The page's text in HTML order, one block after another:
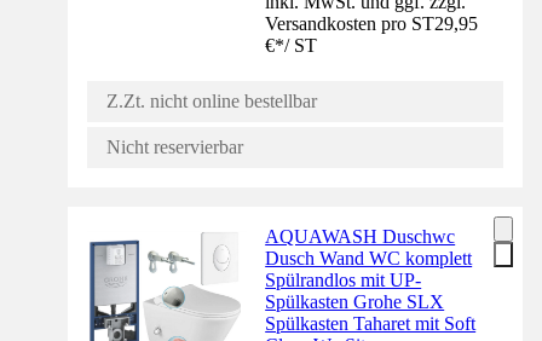
Versandkosten pro ST29,95
€*/ ST
Z.Zt. nicht online bestellbar
Nicht reservierbar
AQUAWASH Duschwc
Dusch Wand WC komplett
Spülrandlos mit UP-
Spülkasten Grohe SLX
Spülkasten Taharet mit Soft